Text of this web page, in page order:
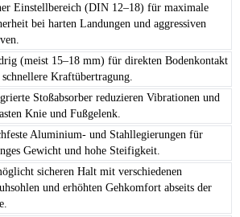
Einstellbereich (DIN 12–18) für maximale
bei harten Landungen und aggressiven
(meist 15–18 mm) für direkten Bodenkontakt
Kraftübertragung.
Stoßabsorber reduzieren Vibrationen und
Knie und Fußgelenk.
Aluminium- und Stahllegierungen für
Gewicht und hohe Steifigkeit.
sicheren Halt mit verschiedenen
und erhöhten Gehkomfort abseits der